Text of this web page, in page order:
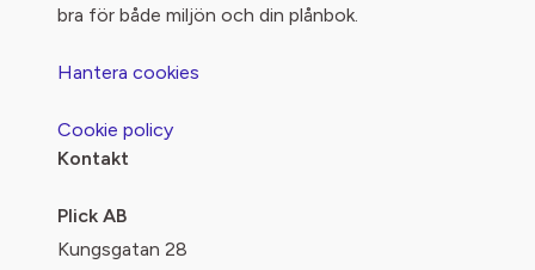
bra för både miljön och din plånbok.
Hantera cookies
Cookie policy
Kontakt
Plick AB
Kungsgatan 28